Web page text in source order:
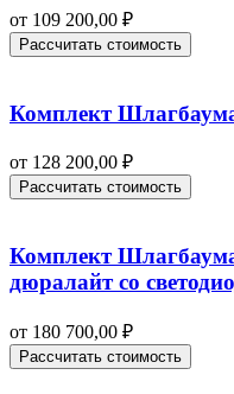
от 109 200,00 ₽
Рассчитать стоимость
Комплект
от 128 200,00 ₽
Рассчитать стоимость
Комплект
дюралайт со
от 180 700,00 ₽
Рассчитать стоимость